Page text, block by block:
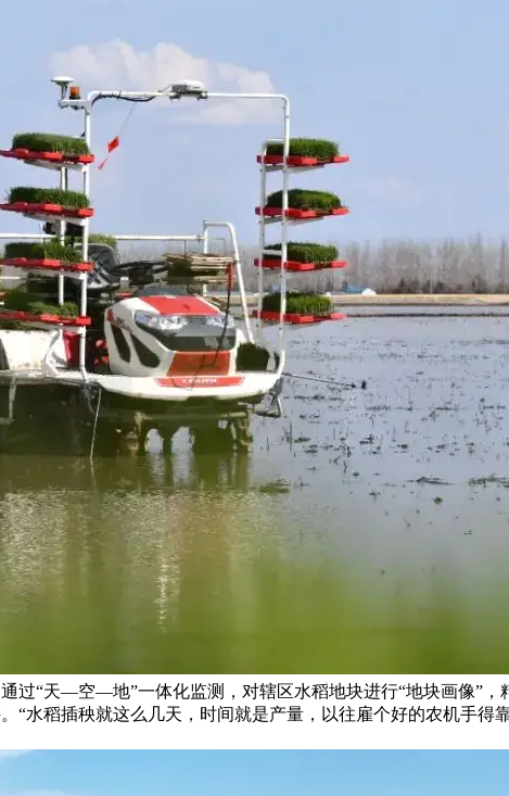
过“天—空—地”一体化监测，对辖区水稻地块进行“地块画像”
“水稻插秧就这么几天，时间就是产量，以往雇个好的农机手得